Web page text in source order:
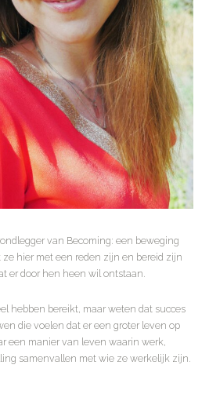
van Becoming: een beweging
hier met een reden zijn en bereid zijn
er door hen heen wil ontstaan.
hebben bereikt, maar weten dat succes
die voelen dat er een groter leven op
een manier van leven waarin werk,
samenvallen met wie ze werkelijk zijn.